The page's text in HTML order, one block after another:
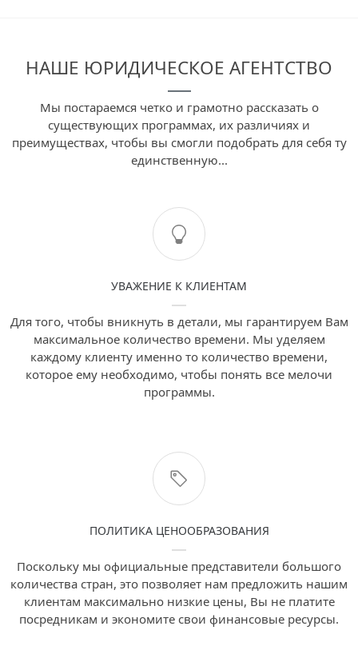
НАШЕ ЮРИДИЧЕСКОЕ АГЕНТСТВО
Мы постараемся четко и грамотно рассказать о
существующих программах, их различиях и
преимуществах, чтобы вы смогли подобрать для себя ту
единственную...
УВАЖЕНИЕ К КЛИЕНТАМ
Для того, чтобы вникнуть в детали, мы гарантируем Вам
максимальное количество времени. Мы уделяем
каждому клиенту именно то количество времени,
которое ему необходимо, чтобы понять все мелочи
программы.
ПОЛИТИКА ЦЕНООБРАЗОВАНИЯ
Поскольку мы официальные представители большого
количества стран, это позволяет нам предложить нашим
клиентам максимально низкие цены, Вы не платите
посредникам и экономите свои финансовые ресурсы.